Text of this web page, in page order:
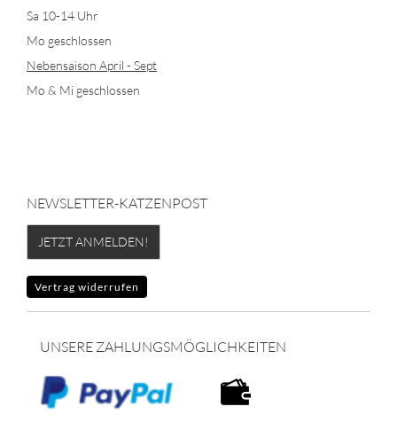
Sa 10-14 Uhr
Mo geschlossen
Nebensaison April - Sept
Mo & Mi geschlossen
NEWSLETTER-KATZENPOST
JETZT ANMELDEN!
Vertrag widerrufen
UNSERE ZAHLUNGSMÖGLICHKEITEN